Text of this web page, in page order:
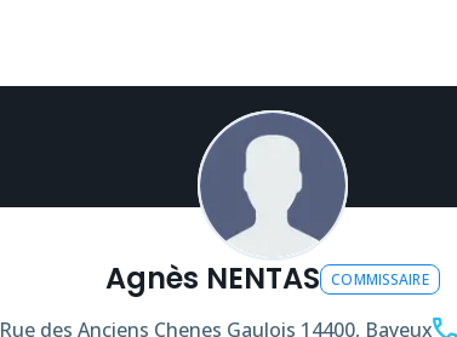
Agnès NENTAS COMMISSAIRE
Rue des Anciens Chenes Gaulois 14400, Bayeux